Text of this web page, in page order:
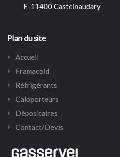
F-11400 Castelnaudary
Plan du site
Accueil
Framacold
Réfrigérants
Caloporteurs
Dépositaires
Contact/Devis